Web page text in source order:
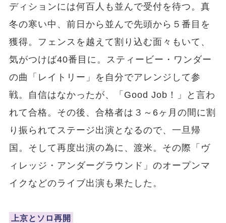
ディションには何百人も並んで受付を待つ。真
冬の寒い中、前日から並んで先頭から５番目を
獲得。フェンスを越えて割り込む面々もいて、
気がつけば40番目に。スティービー・ワンダー
の曲「レイトリー」を自分でアレンジして参
戦。自信はなかったが、「Good Job！」と言わ
れて合格。その後、合格者は３～6ヶ月の間に割
り振られてステージ出演となるので、一旦帰
国。そして再度出演の為に、渡米。その際「ヴ
ィレッジ・アンダーグラウンド」のオープンマ
イクなどのライブ出演も果たした。
上京とソロ再開